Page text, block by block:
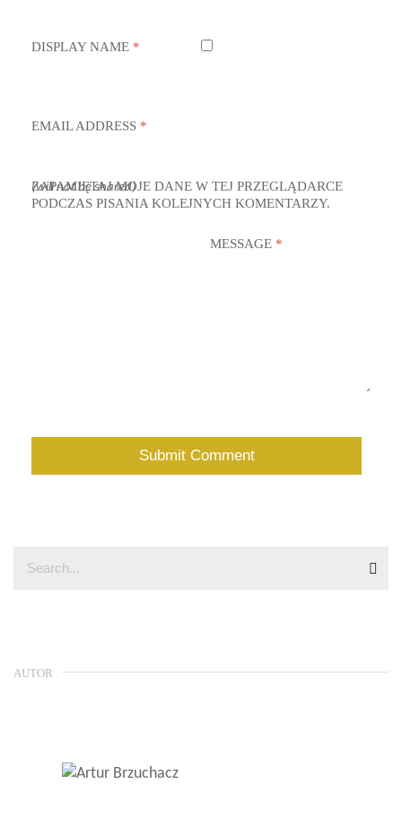
DISPLAY NAME *
EMAIL ADDRESS *
(will not be shared)
ZAPAMIĘTAJ MOJE DANE W TEJ PRZEGLĄDARCE
PODCZAS PISANIA KOLEJNYCH KOMENTARZY.
MESSAGE *
AUTOR